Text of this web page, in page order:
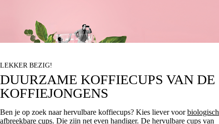
LEKKER BEZIG!
DUURZAME KOFFIECUPS VAN DE
KOFFIEJONGENS
Ben je op zoek naar hervulbare koffiecups? Kies liever voorbiologisch
afbreekbare cups. Die zijn net even handiger. De hervulbare cups van